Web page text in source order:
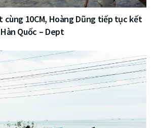
cùng 10CM, Hoàng Dũng tiếp tục kết
Quốc – Dept